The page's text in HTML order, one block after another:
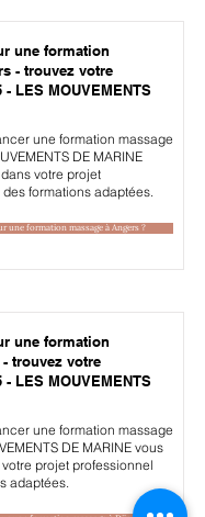
une formation
- trouvez votre
LES MOUVEMENTS
une formation massage
DE MARINE
votre projet
formations adaptées.
une formation massage à Angers ?
une formation
trouvez votre
LES MOUVEMENTS
une formation massage
DE MARINE vous
projet professionnel
adaptées.